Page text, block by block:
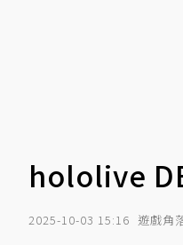
hololive
2025-10-03 15:16 遊戲角